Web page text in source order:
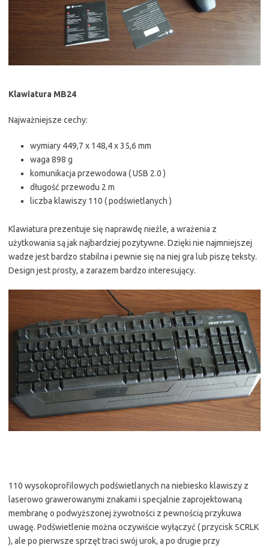
Klawiatura MB24
Najważniejsze cechy:
wymiary 449,7 x 148,4 x 35,6 mm
waga 898 g
komunikacja przewodowa ( USB 2.0 )
długość przewodu 2 m
liczba klawiszy 110 ( podświetlanych )
Klawiatura prezentuje się naprawdę nieźle, a wrażenia z
użytkowania są jak najbardziej pozytywne. Dzięki nie najmniejszej
wadze jest bardzo stabilna i pewnie się na niej gra lub piszę teksty.
Design jest prosty, a zarazem bardzo interesujący.
110 wysokoprofilowych podświetlanych na niebiesko klawiszy z
laserowo grawerowanymi znakami i specjalnie zaprojektowaną
membranę o podwyższonej żywotności z pewnością przykuwa
uwagę. Podświetlenie można oczywiście wyłączyć ( przycisk SCRLK
), ale po pierwsze sprzęt traci swój urok, a po drugie przy